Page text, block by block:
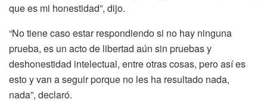
que es mi honestidad”, dijo.
“No tiene caso estar respondiendo si no hay ninguna
prueba, es un acto de libertad aún sin pruebas y
deshonestidad intelectual, entre otras cosas, pero así es
esto y van a seguir porque no les ha resultado nada,
nada”, declaró.